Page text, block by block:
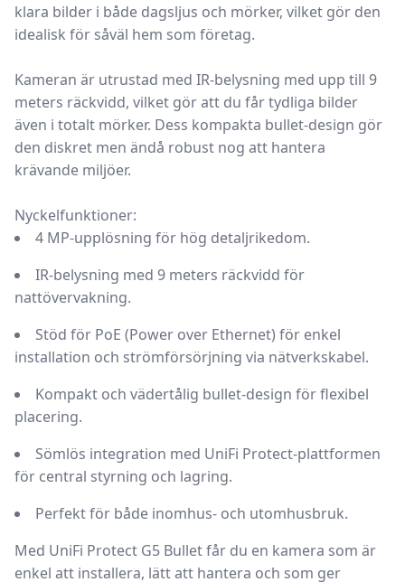
klara bilder i både dagsljus och mörker, vilket gör den
idealisk för såväl hem som företag.
Kameran är utrustad med IR-belysning med upp till 9
meters räckvidd, vilket gör att du får tydliga bilder
även i totalt mörker. Dess kompakta bullet-design gör
den diskret men ändå robust nog att hantera
krävande miljöer.
Nyckelfunktioner:
4 MP-upplösning för hög detaljrikedom.
IR-belysning med 9 meters räckvidd för
nattövervakning.
Stöd för PoE (Power over Ethernet) för enkel
installation och strömförsörjning via nätverkskabel.
Kompakt och vädertålig bullet-design för flexibel
placering.
Sömlös integration med UniFi Protect-plattformen
för central styrning och lagring.
Perfekt för både inomhus- och utomhusbruk.
Med UniFi Protect G5 Bullet får du en kamera som är
enkel att installera, lätt att hantera och som ger